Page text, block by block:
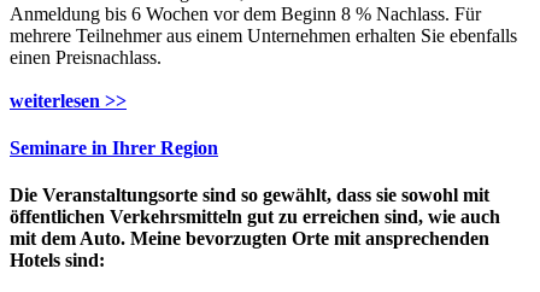
Anmeldung bis 6 Wochen vor dem Beginn 8 % Nachlass. Für
mehrere Teilnehmer aus einem Unternehmen erhalten Sie ebenfalls
einen Preisnachlass.
weiterlesen >>
Seminare in Ihrer Region
Die Veranstaltungsorte sind so gewählt, dass sie sowohl mit
öffentlichen Verkehrsmitteln gut zu erreichen sind, wie auch
mit dem Auto. Meine bevorzugten Orte mit ansprechenden
Hotels sind: